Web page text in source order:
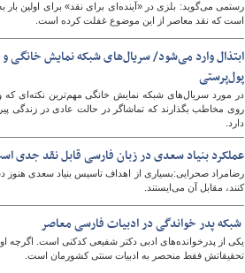
رستمی می‌گوید: بلزی در «آینده‌ای برای نقد» برای اولین
است که نقد معاصر از این موضوع غفلت کرده است.
ابتذال وارد می‌شود/ سریال‌های شبکه نمایش خانگی
پول‌پرستی
در مورد سریال‌های شبکه نمایش خانگی مهم‌ترین نکته‌ای
روی مخاطب بگذارند که تماشاگر در حالت عادی در زندگی
دارد.
عملکرد بنیاد سعدی در زبان فارسی قابل نقد جدی
رضامراد صحرایی:بسیاری از اهداف تاسیس بنیاد سعدی
‌کنند، مقابل آن می‌ایستند.
شبکه پدر خواندگی در ادبیات فارسی معاصر
یکی از پدرخوانده‌های ادبی دکتر شفیعی کدکنی است. اگرچه
تحقیقاتش فقط منحصر به ادبیات سنتی کشورمان است.